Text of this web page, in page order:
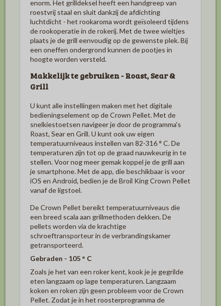
enorm.Het grilldeksel heeft een handgreep van
roestvrij staal en sluit dankzij de afdichting
luchtdicht - het rookaroma wordt geïsoleerd tijdens
de rookoperatie in de rokerij.Met de twee wieltjes
plaats je de grill eenvoudig op de gewenste plek.Bij
een oneffen ondergrond kunnen de pootjes in
hoogte worden versteld.
Makkelijk te gebruiken - Roast, Sear &
Grill
U kunt alle instellingen maken met het digitale
bedieningselement op de Crown Pellet.Met de
snelkiestoetsen navigeer je door de programma's
Roast, Sear en Grill.U kunt ook uw eigen
temperatuurniveaus instellen van 82-316 ° C.De
temperaturen zijn tot op de graad nauwkeurig in te
stellen.Voor nog meer gemak koppel je de grill aan
je smartphone.Met de app, die beschikbaar is voor
iOS en Android, bedien je de Broil King Crown Pellet
vanaf de ligstoel.
De Crown Pellet bereikt temperatuurniveaus die
een breed scala aan grillmethoden dekken.De
pellets worden via de krachtige
schroeftransporteur in de verbrandingskamer
getransporteerd.
Gebraden - 105 ° C
Zoals je het van een roker kent, kook je je gegrilde
eten langzaam op lage temperaturen.Langzaam
koken en roken zijn geen probleem voor de Crown
Pellet. Zodat je in het roosterprogramma de